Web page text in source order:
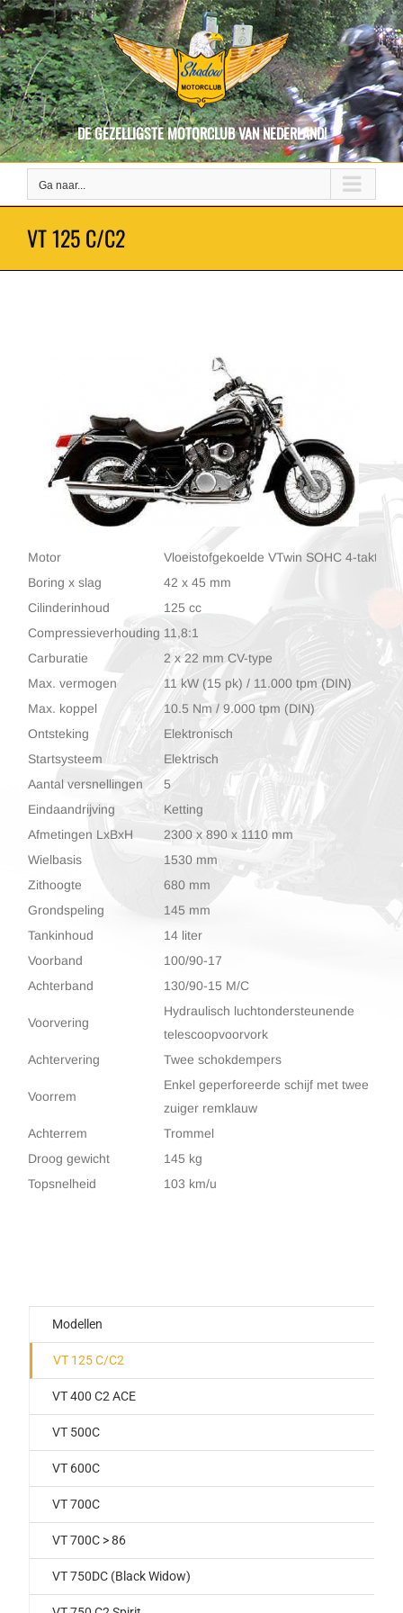
Ga
naar
inhoud
DE GEZELLIGSTE MOTORCLUB VAN NEDERLAND!
Ga naar...
VT 125 C/C2
Motor
Vloeistofgekoelde VTwin SOHC 4-takt
Boring x slag
42 x 45 mm
Cilinderinhoud
125 cc
Compressieverhouding 11,8:1
Carburatie
2 x 22 mm CV-type
Max. vermogen
11 kW (15 pk) / 11.000 tpm (DIN)
Max. koppel
10.5 Nm / 9.000 tpm (DIN)
Ontsteking
Elektronisch
Startsysteem
Elektrisch
Aantal versnellingen
5
Eindaandrijving
Ketting
Afmetingen LxBxH
2300 x 890 x 1110 mm
Wielbasis
1530 mm
Zithoogte
680 mm
Grondspeling
145 mm
Tankinhoud
14 liter
Voorband
100/90-17
Achterband
130/90-15 M/C
Voorvering
Hydraulisch luchtondersteunende
telescoopvoorvork
Achtervering
Twee schokdempers
Voorrem
Enkel geperforeerde schijf met twee
zuiger remklauw
Achterrem
Trommel
Droog gewicht
145 kg
Topsnelheid
103 km/u
Modellen
VT 125 C/C2
VT 400 C2 ACE
VT 500C
VT 600C
VT 700C
VT 700C > 86
VT 750DC (Black Widow)